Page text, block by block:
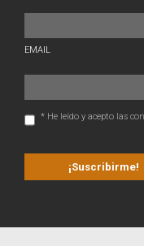
EMAIL
* He leído y acepto las